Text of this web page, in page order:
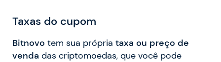
Taxas do cupom
Bitnovo tem sua própria taxa ou preço de
venda das criptomoedas, que você pode